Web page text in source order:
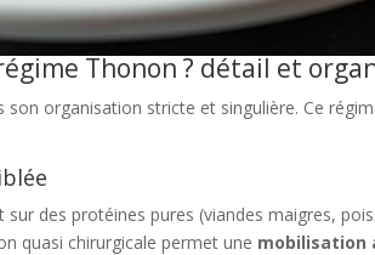
Thonon ? détail et
son organisation stricte et singulière. Ce
des protéines pures (viandes maigres,
quasi chirurgicale permet une mobilisation